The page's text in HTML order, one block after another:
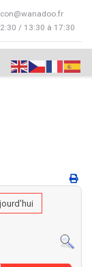
/ 13:30 à 17:30